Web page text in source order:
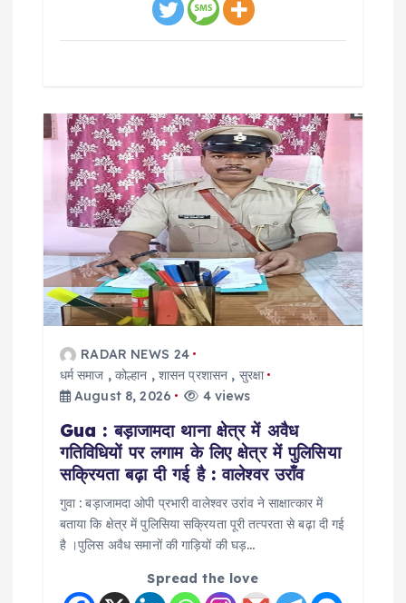
RADAR NEWS 24
धर्म समाज ,कोल्हान , शासन प्रशासन , सुरक्षा
August 8, 2026
4 views
Gua : बड़ाजामदा थाना क्षेत्र में अवैध
गतिविधियों पर लगाम के लिए क्षेत्र में पुलिसिया
सक्रियता बढ़ा दी गई है : वालेश्वर उराँव
गुवा : बड़ाजामदा ओपी प्रभारी वालेश्वर उरांव ने साक्षात्कार में
बताया कि क्षेत्र में पुलिसिया सक्रियता पूरी तत्परता से बढ़ा दी गई
है ।पुलिस अवैध समानों की गाड़ियों की घड़…
Spread the love